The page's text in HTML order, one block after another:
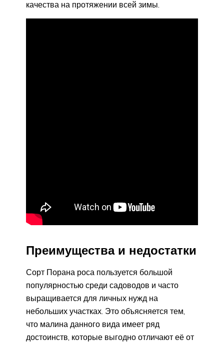
качества на протяжении всей зимы.
Преимущества и недостатки
Сорт Порана роса пользуется большой
популярностью среди садоводов и часто
выращивается для личных нужд на
небольших участках. Это объясняется тем,
что малина данного вида имеет ряд
достоинств, которые выгодно отличают её от